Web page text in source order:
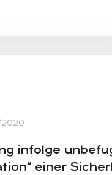
2020
in­fol­ge
ei­ner